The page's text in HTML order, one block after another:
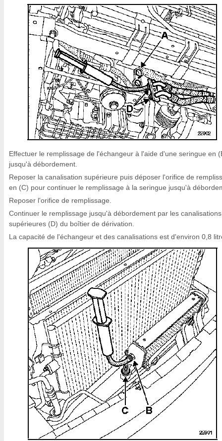
Effectuer le remplissage de l'échangeur à l'aide d'une seringue en
jusqu'à débordement.
Reposer la canalisation supérieure puis déposer l'orifice de
en (C) pour continuer le remplissage à la seringue jusqu'à
Reposer l'orifice de remplissage.
Continuer le remplissage jusqu'à débordement par les canalisations
supérieures (D) du boîtier de dérivation.
La capacité de l'échangeur et des canalisations est d'environ 0,8